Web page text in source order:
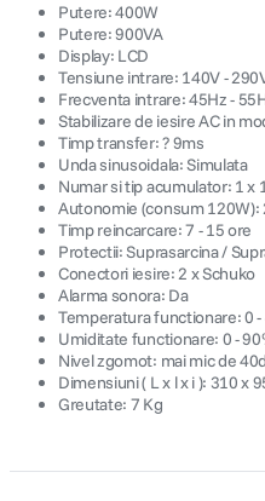
Putere: 400W
Putere: 900VA
Display: LCD
Tensiune intrare: 140V -
Frecventa intrare: 45Hz -
Stabilizare de iesire AC in
Timp transfer: ? 9ms
Unda sinusoidala: Simulata
Numar si tip acumulator: 1 x
Autonomie (consum 120W):
Timp reincarcare: 7 - 15 ore
Protectii: Suprasarcina /
Conectori iesire: 2 x Schuko
Alarma sonora: Da
Temperatura functionare: 0 -
Umiditate functionare: 0 -
Nivel zgomot: mai mic de
Dimensiuni ( L x l x i ): 310 x
Greutate: 7 Kg